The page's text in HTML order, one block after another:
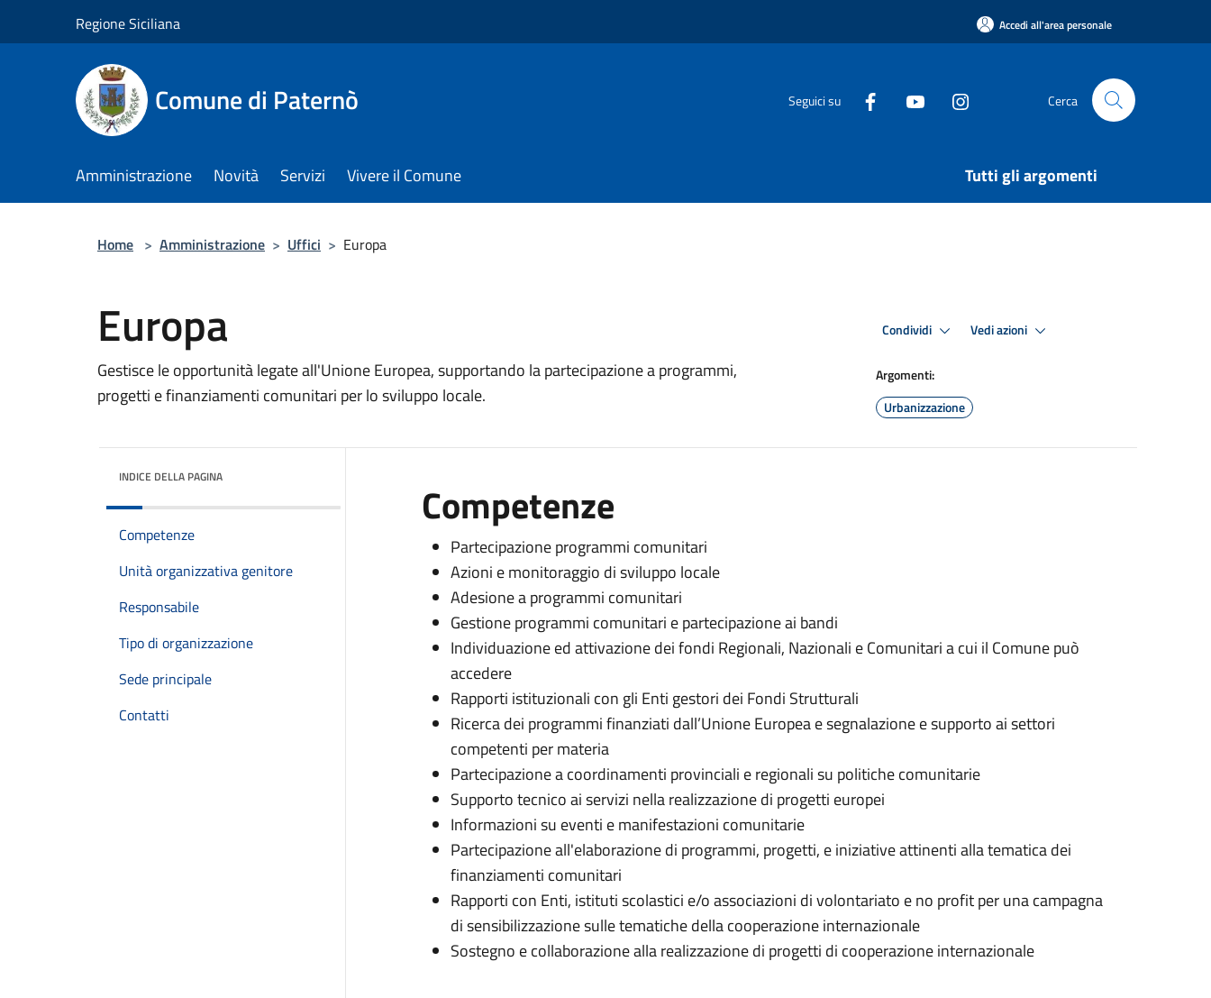
Regione Siciliana Accedi all'area personale
Comune di Paternò Seguici su Cerca
Amministrazione Novità Servizi Vivere il Comune Tutti gli argomenti
Home > Amministrazione > Uffici > Europa
Europa
Gestisce le opportunità legate all'Unione Europea, supportando la partecipazione a programmi,
progetti e finanziamenti comunitari per lo sviluppo locale.
Condividi Vedi azioni
Argomenti:
Urbanizzazione
INDICE DELLA PAGINA
Competenze
Unità organizzativa genitore
Responsabile
Tipo di organizzazione
Sede principale
Contatti
Competenze
Partecipazione programmi comunitari
Azioni e monitoraggio di sviluppo locale
Adesione a programmi comunitari
Gestione programmi comunitari e partecipazione ai bandi
Individuazione ed attivazione dei fondi Regionali, Nazionali e Comunitari a cui il Comune può
accedere
Rapporti istituzionali con gli Enti gestori dei Fondi Strutturali
Ricerca dei programmi finanziati dall’Unione Europea e segnalazione e supporto ai settori
competenti per materia
Partecipazione a coordinamenti provinciali e regionali su politiche comunitarie
Supporto tecnico ai servizi nella realizzazione di progetti europei
Informazioni su eventi e manifestazioni comunitarie
Partecipazione all'elaborazione di programmi, progetti, e iniziative attinenti alla tematica dei
finanziamenti comunitari
Rapporti con Enti, istituti scolastici e/o associazioni di volontariato e no profit per una campagna
di sensibilizzazione sulle tematiche della cooperazione internazionale
Sostegno e collaborazione alla realizzazione di progetti di cooperazione internazionale